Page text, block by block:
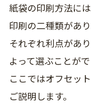
紙袋の印刷方法に
印刷の二種類があり
それぞれ利点があ
よって選ぶことがで
ここではオフセッ
ご説明します。